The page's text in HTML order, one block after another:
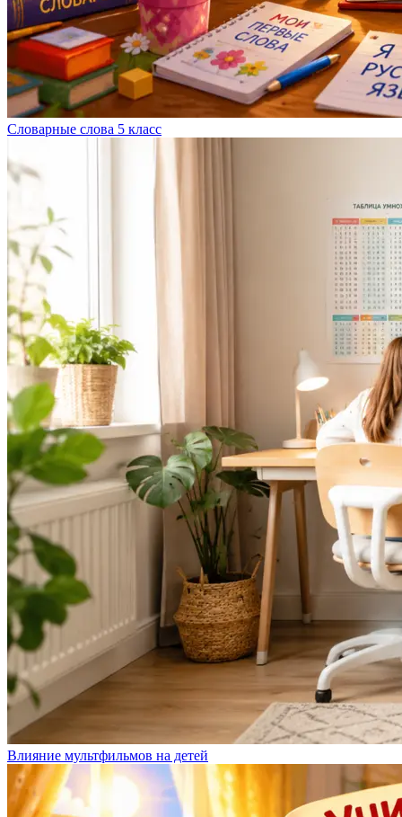
Словарные слова 5 класс
Влияние мультфильмов на детей